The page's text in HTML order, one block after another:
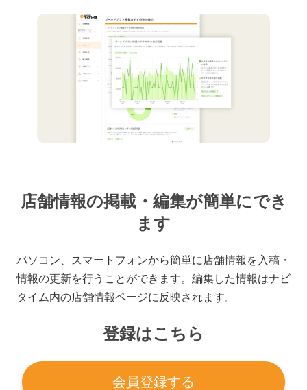
店舗情報の掲載・編集が簡単にでき
ます
パソコン、スマートフォンから簡単に店舗情報を入稿・
情報の更新を行うことができます。編集した情報はナビ
タイム内の店舗情報ページに反映されます。
登録はこちら
会員登録する